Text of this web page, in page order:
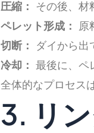
圧縮：
その後、材
ペレット形成：
原
切断：
ダイから出
冷却： 最後に、ペ
全体的なプロセス
3. リ